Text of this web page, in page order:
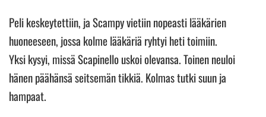
Peli keskeytettiin, ja Scampy vietiin nopeasti lääkärien
huoneeseen, jossa kolme lääkäriä ryhtyi heti toimiin.
Yksi kysyi, missä Scapinello uskoi olevansa. Toinen neuloi
hänen päähänsä seitsemän tikkiä. Kolmas tutki suun ja
hampaat.